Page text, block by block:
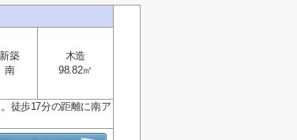
新築
南
木造
98.82㎡
徒歩17分の距離に南ア